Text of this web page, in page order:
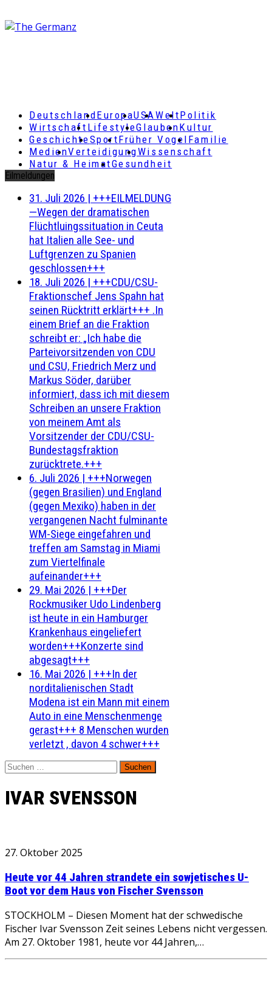
DeutschlandEuropaUSAWeltPolitik
Wirtschaft LifestyleGlaubenKultur
GeschichteSportFrüher Vogel Familie
MedienVerteidigungWissenschaft
Natur & HeimatGesundheit
Eilmeldungen
31. Juli 2026 | +++EILMELDUNG
—Wegen der dramatischen
Flüchtluingssituation in Ceuta
hat Italien alle See- und
Luftgrenzen zu Spanien
geschlossen+++
18. Juli 2026 | +++CDU/CSU-
Fraktionschef Jens Spahn hat
seinen Rücktritt erklärt+++ .In
einem Brief an die Fraktion
schreibt er: „Ich habe die
Parteivorsitzenden von CDU
und CSU, Friedrich Merz und
Markus Söder, darüber
informiert, dass ich mit diesem
Schreiben an unsere Fraktion
von meinem Amt als
Vorsitzender der CDU/CSU-
Bundestagsfraktion
zurücktrete.+++
6. Juli 2026 | +++Norwegen
(gegen Brasilien) und England
(gegen Mexiko) haben in der
vergangenen Nacht fulminante
WM-Siege eingefahren und
treffen am Samstag in Miami
zum Viertelfinale
aufeinander+++
29. Mai 2026 | +++Der
Rockmusiker Udo Lindenberg
ist heute in ein Hamburger
Krankenhaus eingeliefert
worden+++Konzerte sind
abgesagt+++
16. Mai 2026 | +++In der
norditalienischen Stadt
Modena ist ein Mann mit einem
Auto in eine Menschenmenge
gerast+++ 8 Menschen wurden
verletzt , davon 4 schwer+++
Suchen
nach:
IVAR SVENSSON
27. Oktober 2025
Heute vor 44 Jahren strandete ein sowjetisches U-
Boot vor dem Haus von Fischer Svensson
STOCKHOLM – Diesen Moment hat der schwedische
Fischer Ivar Svensson Zeit seines Lebens nicht vergessen.
Am 27. Oktober 1981, heute vor 44 Jahren,…